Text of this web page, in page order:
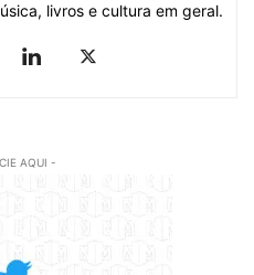
livros e cultura em geral.
AQUI -